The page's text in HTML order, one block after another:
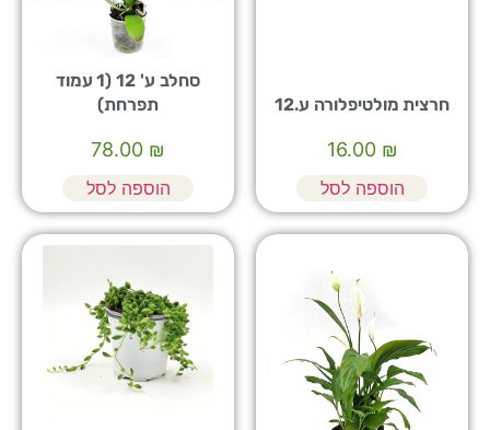
חרצית מולטיפלורה ע.12
₪
16.00
הוספה לסל
סחלב ע' 12 (1 עמוד
תפרחת)
₪
הוספה לסל